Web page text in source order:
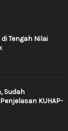
Tengah Nilai
Sudah
KUHAP-